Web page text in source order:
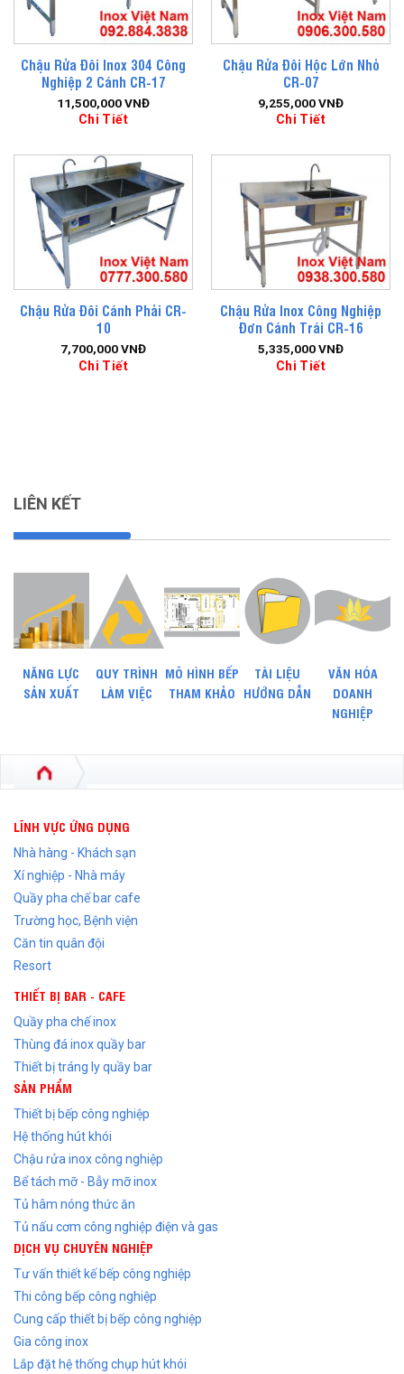
Chậu Rửa Đôi Inox 304 Công
Nghiệp 2 Cánh CR-17
11,500,000VNĐ
Chi Tiết
Chậu Rửa Đôi Hộc Lớn Nhỏ
CR-07
9,255,000VNĐ
Chi Tiết
Chậu Rửa Đôi Cánh Phải CR-
10
7,700,000VNĐ
Chi Tiết
Chậu Rửa Inox Công Nghiệp
Đơn Cánh Trái CR-16
5,335,000VNĐ
Chi Tiết
LIÊN KẾT
NĂNG LỰC
SẢN XUẤT
QUY TRÌNH
LÀM VIỆC
MÔ HÌNH BẾP
THAM KHẢO
TÀI LIỆU
HƯỚNG DẪN
VĂN HÓA
DOANH
NGHIỆP
LĨNH VỰC ỨNG DỤNG
Nhà hàng - Khách sạn
Xí nghiệp - Nhà máy
Quầy pha chế bar cafe
Trường học, Bệnh viện
Căn tin quân đội
Resort
THIẾT BỊ BAR - CAFE
Quầy pha chế inox
Thùng đá inox quầy bar
Thiết bị tráng ly quầy bar
SẢN PHẨM
Thiết bị bếp công nghiệp
Hệ thống hút khói
Chậu rửa inox công nghiệp
Bể tách mỡ - Bẫy mỡ inox
Tủ hâm nóng thức ăn
Tủ nấu cơm công nghiệp điện và gas
DỊCH VỤ CHUYÊN NGHIỆP
Tư vấn thiết kế bếp công nghiệp
Thi công bếp công nghiệp
Cung cấp thiết bị bếp công nghiệp
Gia công inox
Lắp đặt hệ thống chụp hút khói